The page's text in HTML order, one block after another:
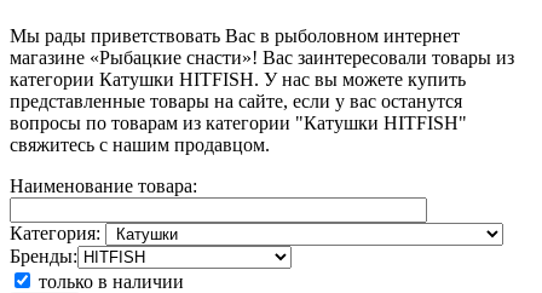
Мы рады приветствовать Вас в рыболовном интернет
магазине «Рыбацкие снасти»! Вас заинтересовали товары из
категории Катушки HITFISH. У нас вы можете купить
представленные товары на сайте, если у вас останутся
вопросы по товарам из категории "Катушки HITFISH"
свяжитесь с нашим продавцом.
Наименование товара:
Категория:
Бренды:
только в наличии